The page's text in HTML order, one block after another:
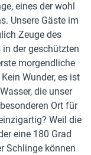
eines der wohl
Unsere Gäste im
Zeuge des
der geschützten
morgendliche
Wunder, es ist
die unser
Ort für
Weil die
eine 180 Grad
Schlinge können